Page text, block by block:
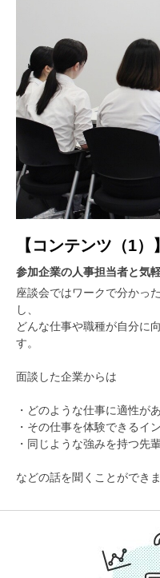
【コンテンツ（1）
参加企業の人事担当者と気
座談会ではワークで分かっ
し、
どんな仕事や職種が自分に
す。
面談した企業からは
・どのような仕事に適性が
・その仕事を体験できるイ
・同じような強みを持つ先
などの話を聞くことができま